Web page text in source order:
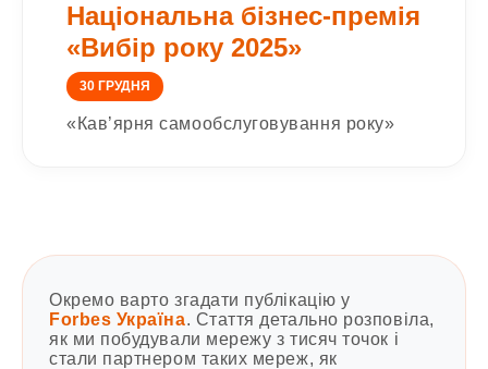
Національна бізнес-премія
«Вибір року 2025»
30 ГРУДНЯ
«Кав’ярня самообслуговування року»
Окремо варто згадати публікацію у
Forbes Україна. Стаття детально розповіла,
як ми побудували мережу з тисяч точок і
стали партнером таких мереж, як